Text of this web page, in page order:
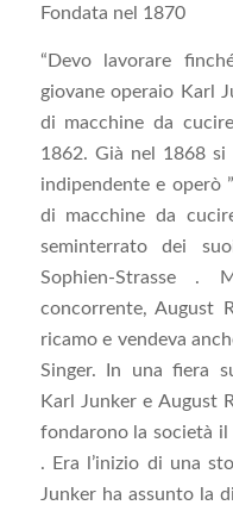
Fondata nel 1870
“Devo lavorare
giovane operaio Karl
di macchine da
1862. Già nel 1868
indipendente e operò
di macchine da
seminterrato dei
Sophien-Strasse
concorrente, August
ricamo e vendeva
Singer. In una fiera
Karl Junker e August
fondarono la società il
. Era l’inizio di una
Junker ha assunto la